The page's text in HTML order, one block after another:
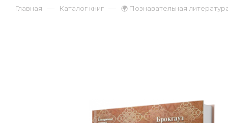
Главная — Каталог книг — 🌍 Познавательная